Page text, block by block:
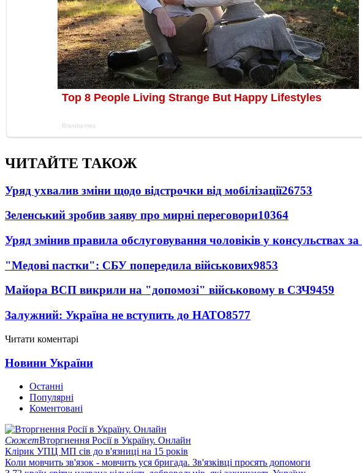
ЧИТАЙТЕ ТАКОЖ
Уряд ухвалив зміни щодо відстрочки від мобілізації26753
Зеленський зробив заяву про мирні переговори10364
Уряд змінив правила обслуговування чоловіків у консульствах
"Медові пастки": СБУ попередила військових9853
Майора ВСП викрили на "допомозі" військовому в СЗЧ9459
Залужний: Україна не вступить до НАТО8577
Читати коментарі
Новини України
Останні
Популярні
Коментовані
СюжетВторгнення Росії в Україну. Онлайн
Клірик УПЦ МП сів до в'язниці на 15 років
Коли мовчить зв'язок - мовчить уся бригада. Зв'язківці просять допомоги